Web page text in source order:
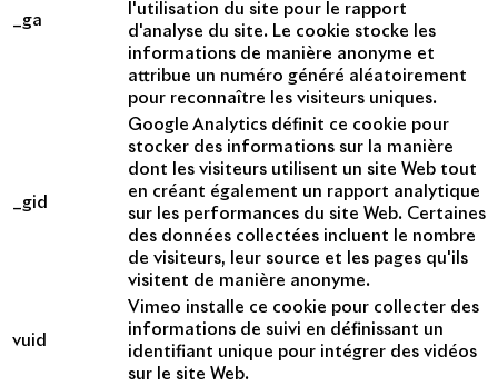
_ga
l'utilisation du site pour le rapport
d'analyse du site. Le cookie stocke les
informations de manière anonyme et
attribue un numéro généré aléatoirement
pour reconnaître les visiteurs uniques.
_gid
Google Analytics définit ce cookie pour
stocker des informations sur la manière
dont les visiteurs utilisent un site Web tout
en créant également un rapport analytique
sur les performances du site Web. Certaines
des données collectées incluent le nombre
de visiteurs, leur source et les pages qu'ils
visitent de manière anonyme.
vuid
Vimeo installe ce cookie pour collecter des
informations de suivi en définissant un
identifiant unique pour intégrer des vidéos
sur le site Web.